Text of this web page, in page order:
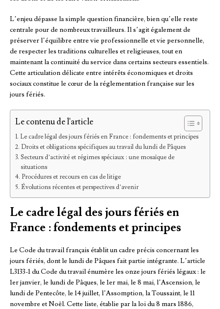
L’enjeu dépasse la simple question financière, bien qu’elle reste
centrale pour de nombreux travailleurs. Il s’agit également de
préserver l’équilibre entre vie professionnelle et vie personnelle,
de respecter les traditions culturelles et religieuses, tout en
maintenant la continuité du service dans certains secteurs essentiels.
Cette articulation délicate entre intérêts économiques et droits
sociaux constitue le cœur de la réglementation française sur les
jours fériés.
Le contenu de l'article
Le cadre légal des jours fériés en France : fondements et principes
Droits et obligations spécifiques au travail du lundi de Pâques
Secteurs d’activité et régimes spéciaux : une mosaïque de
situations
Procédures et recours en cas de litige
Évolutions récentes et perspectives d’avenir
Le cadre légal des jours fériés en
France : fondements et principes
Le Code du travail français établit un cadre précis concernant les
jours fériés, dont le lundi de Pâques fait partie intégrante. L’article
L3133-1 du Code du travail énumère les onze jours fériés légaux : le
1er janvier, le lundi de Pâques, le 1er mai, le 8 mai, l’Ascension, le
lundi de Pentecôte, le 14 juillet, l’Assomption, la Toussaint, le 11
novembre et Noël. Cette liste, établie par la loi du 8 mars 1886,